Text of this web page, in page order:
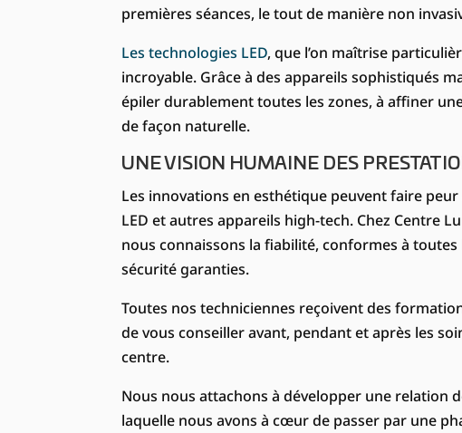
premières séances, le tout de manière non
Les technologies LED, que l’on maîtrise
incroyable. Grâce à des appareils sophistiqués
épiler durablement toutes les zones, à affiner
de façon naturelle.
UNE VISION HUMAINE DES
Les innovations en esthétique peuvent faire
LED et autres appareils high-tech. Chez Centre
nous connaissons la fiabilité, conformes à
sécurité garanties.
Toutes nos techniciennes reçoivent des
de vous conseiller avant, pendant et après les
centre.
Nous nous attachons à développer une relation
laquelle nous avons à cœur de passer par une